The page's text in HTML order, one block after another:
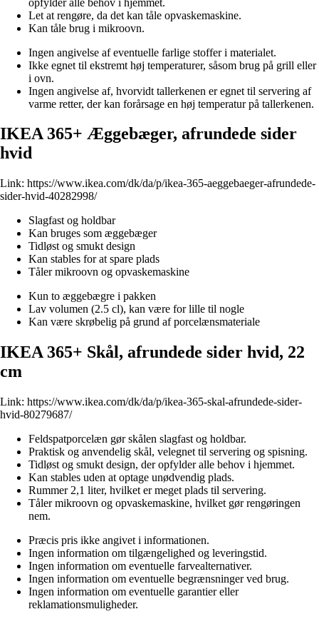
Let at rengøre, da det kan tåle opvaskemaskine.
Kan tåle brug i mikroovn.
Ingen angivelse af eventuelle farlige stoffer i materialet.
Ikke egnet til ekstremt høj temperaturer, såsom brug på grill eller
i ovn.
Ingen angivelse af, hvorvidt tallerkenen er egnet til servering af
varme retter, der kan forårsage en høj temperatur på tallerkenen.
IKEA 365+ Æggebæger, afrundede sider
hvid
Link: https://www.ikea.com/dk/da/p/ikea-365-aeggebaeger-afrundede-
sider-hvid-40282998/
Slagfast og holdbar
Kan bruges som æggebæger
Tidløst og smukt design
Kan stables for at spare plads
Tåler mikroovn og opvaskemaskine
Kun to æggebægre i pakken
Lav volumen (2.5 cl), kan være for lille til nogle
Kan være skrøbelig på grund af porcelænsmateriale
IKEA 365+ Skål, afrundede sider hvid, 22
cm
Link: https://www.ikea.com/dk/da/p/ikea-365-skal-afrundede-sider-
hvid-80279687/
Feldspatporcelæn gør skålen slagfast og holdbar.
Praktisk og anvendelig skål, velegnet til servering og spisning.
Tidløst og smukt design, der opfylder alle behov i hjemmet.
Kan stables uden at optage unødvendig plads.
Rummer 2,1 liter, hvilket er meget plads til servering.
Tåler mikroovn og opvaskemaskine, hvilket gør rengøringen
nem.
Præcis pris ikke angivet i informationen.
Ingen information om tilgængelighed og leveringstid.
Ingen information om eventuelle farvealternativer.
Ingen information om eventuelle begrænsninger ved brug.
Ingen information om eventuelle garantier eller
reklamationsmuligheder.